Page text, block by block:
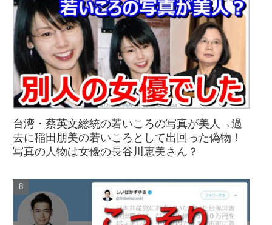
台湾・蔡英文総統の若いころの写真が美人→過
去に稲田朋美の若いころとして出回った偽物！
写真の人物は女優の長谷川恵美さん？